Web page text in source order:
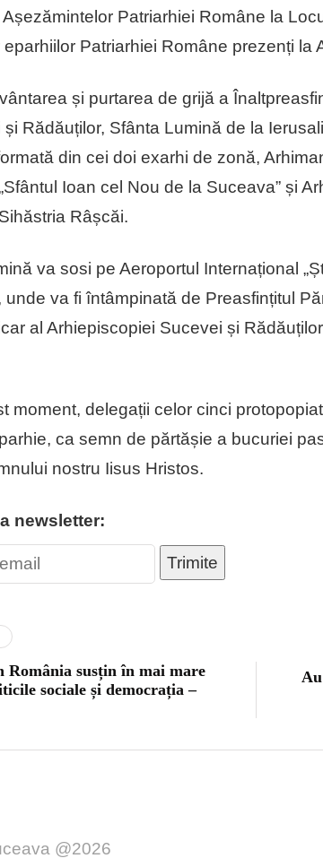
Patriarhiei Române la
Patriarhiei Române prezenți la
și purtarea de grijă a
Rădăuților, Sfânta Lumină de la
din cei doi exarhi de zonă,
Ioan cel Nou de la Suceava” și
Râșcăi.
va sosi pe Aeroportul Internațional
unde va fi întâmpinată de Preasfințitul
al Arhiepiscopiei Sucevei și
moment, delegații celor cinci
ca semn de părtășie a bucuriei
nostru Iisus Hristos.
newsletter:
Trimite
România susțin în mai mare
sociale și democrația –
@2026